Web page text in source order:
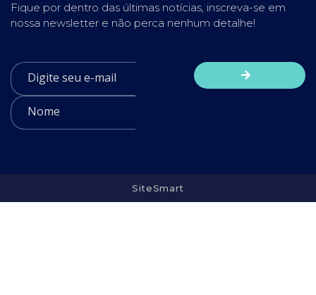
Fique por dentro das últimas notícias, inscreva-se em
nossa newsletter e não perca nenhum detalhe!
SiteSmart